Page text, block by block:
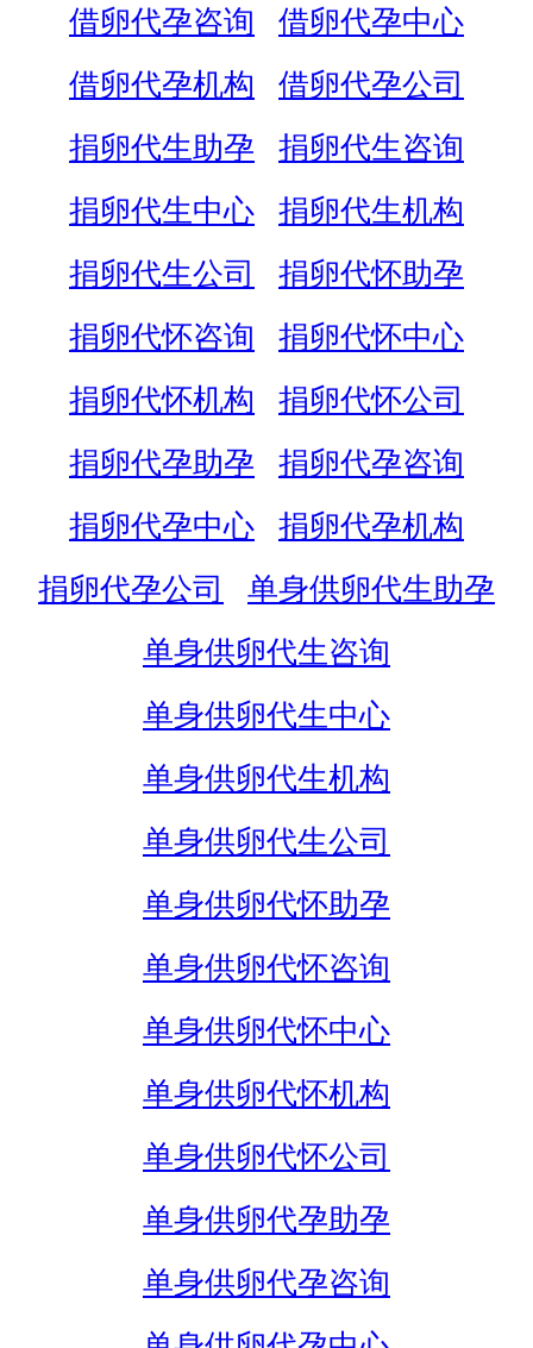
借卵代孕咨询
借卵代孕中心
借卵代孕机构
借卵代孕公司
捐卵代生助孕
捐卵代生咨询
捐卵代生中心
捐卵代生机构
捐卵代生公司
捐卵代怀助孕
捐卵代怀咨询
捐卵代怀中心
捐卵代怀机构
捐卵代怀公司
捐卵代孕助孕
捐卵代孕咨询
捐卵代孕中心
捐卵代孕机构
捐卵代孕公司
单身供卵代生助孕
单身供卵代生咨询
单身供卵代生中心
单身供卵代生机构
单身供卵代生公司
单身供卵代怀助孕
单身供卵代怀咨询
单身供卵代怀中心
单身供卵代怀机构
单身供卵代怀公司
单身供卵代孕助孕
单身供卵代孕咨询